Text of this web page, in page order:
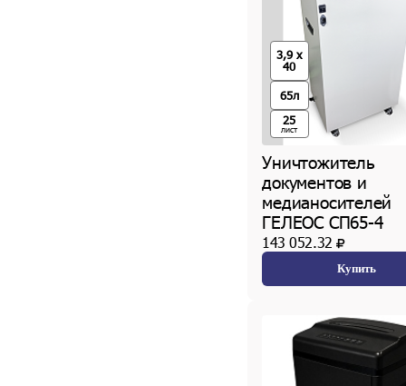
3,9 x
40
65л
25
лист
Уничтожитель
документов и
медианосителей
ГЕЛЕОС СП65-4
143 052.32
Купить